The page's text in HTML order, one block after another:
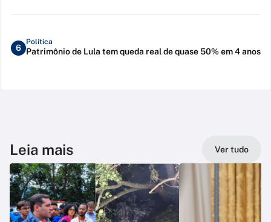
6
Política
Patrimônio de Lula tem queda real de quase 50% em 4 anos
Leia mais Ver tudo